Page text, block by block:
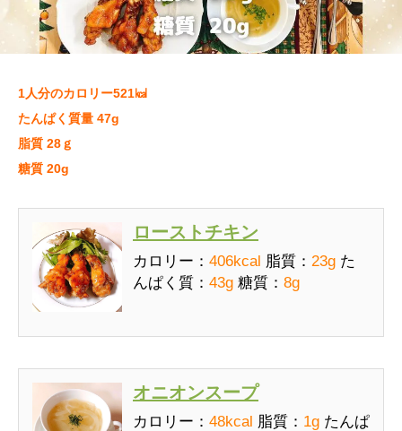
1人分のカロリー521㎉
たんぱく質量 47g
脂質 28 ｇ
糖質 20g
ローストチキン
カロリー： 406kcal 脂質： 23g た
んぱく質： 43g 糖質： 8g
オニオンスープ
カロリー： 48kcal 脂質： 1g たんぱ